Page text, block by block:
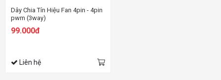
Dây Chia Tín Hiệu Fan 4pin - 4pin
pwm (3way)
99.000đ
Liên hệ